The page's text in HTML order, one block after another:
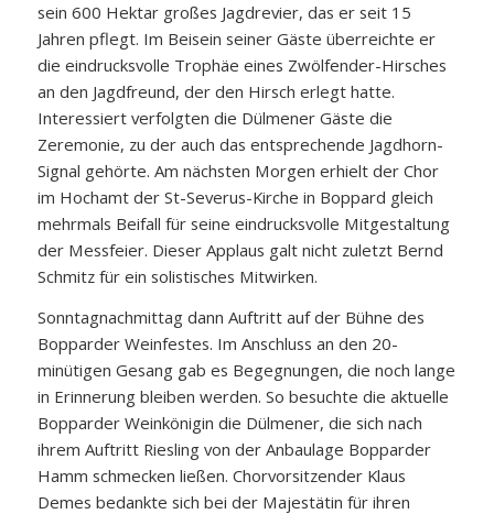
sein 600 Hektar großes Jagdrevier, das er seit 15
Jahren pflegt. Im Beisein seiner Gäste überreichte er
die eindrucksvolle Trophäe eines Zwölfender-Hirsches
an den Jagdfreund, der den Hirsch erlegt hatte.
Interessiert verfolgten die Dülmener Gäste die
Zeremonie, zu der auch das entsprechende Jagdhorn-
Signal gehörte. Am nächsten Morgen erhielt der Chor
im Hochamt der St-Severus-Kirche in Boppard gleich
mehrmals Beifall für seine eindrucksvolle Mitgestaltung
der Messfeier. Dieser Applaus galt nicht zuletzt Bernd
Schmitz für ein solistisches Mitwirken.
Sonntagnachmittag dann Auftritt auf der Bühne des
Bopparder Weinfestes. Im Anschluss an den 20-
minütigen Gesang gab es Begegnungen, die noch lange
in Erinnerung bleiben werden. So besuchte die aktuelle
Bopparder Weinkönigin die Dülmener, die sich nach
ihrem Auftritt Riesling von der Anbaulage Bopparder
Hamm schmecken ließen. Chorvorsitzender Klaus
Demes bedankte sich bei der Majestätin für ihren